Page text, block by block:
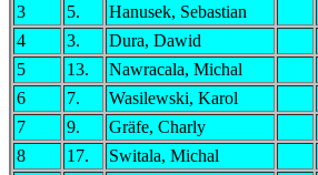
3
5. Hanusek, Sebastian
4
3. Dura, Dawid
5
13. Nawracala, Michal
6
7. Wasilewski, Karol
7
9. Gräfe, Charly
8
17. Switala, Michal